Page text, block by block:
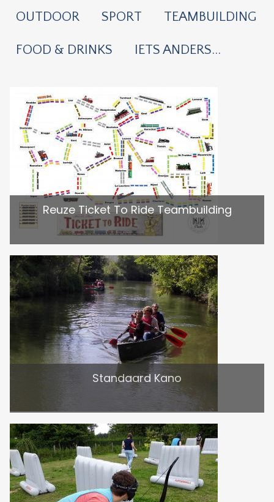
OUTDOOR SPORT TEAMBUILDING
FOOD & DRINKS IETS ANDERS...
Reuze Ticket To Ride Teambuilding
Standaard Kano